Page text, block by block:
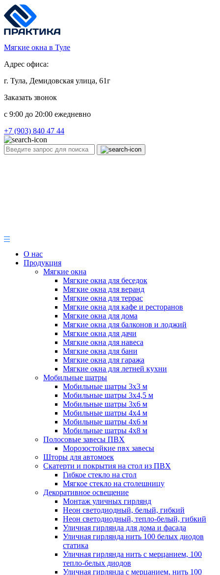
Мягкие окна в Туле
Адрес офиса:
г. Тула, Демидовская улица, 61г
Заказать звонок
c 9:00 до 20:00 ежедневно
+7 (903) 840 47 44
О нас
Продукция
Мягкие окна
Мягкие окна для беседок
Мягкие окна для веранд
Мягкие окна для террас
Мягкие окна для кафе и ресторанов
Мягкие окна для дома
Мягкие окна для балконов и лоджий
Мягкие окна для дачи
Мягкие окна для навеса
Мягкие окна для бани
Мягкие окна для гаража
Мягкие окна для летней кухни
Мобильные шатры
Мобильные шатры 3х3 м
Мобильные шатры 3х4,5 м
Мобильные шатры 3х6 м
Мобильные шатры 4х4 м
Мобильные шатры 4х6 м
Мобильные шатры 4х8 м
Полосовые завесы ПВХ
Морозостойкие пвх завесы
Шторы для автомоек
Скатерти и покрытия на стол из ПВХ
Гибкое стекло на стол
Мягкое стекло на столешницу
Декоративное освещение
Монтаж уличных гирлянд
Неон светодиодный, белый, гибкий
Неон светодиодный, тепло-белый, гибкий
Уличная гирлянда для дома и фасада
Уличная гирлянда нить 100 белых диодов
статика
Уличная гирлянда нить с мерцанием, 100
тепло-белых диодов
Уличная гирлянда с мерцанием, нить 100